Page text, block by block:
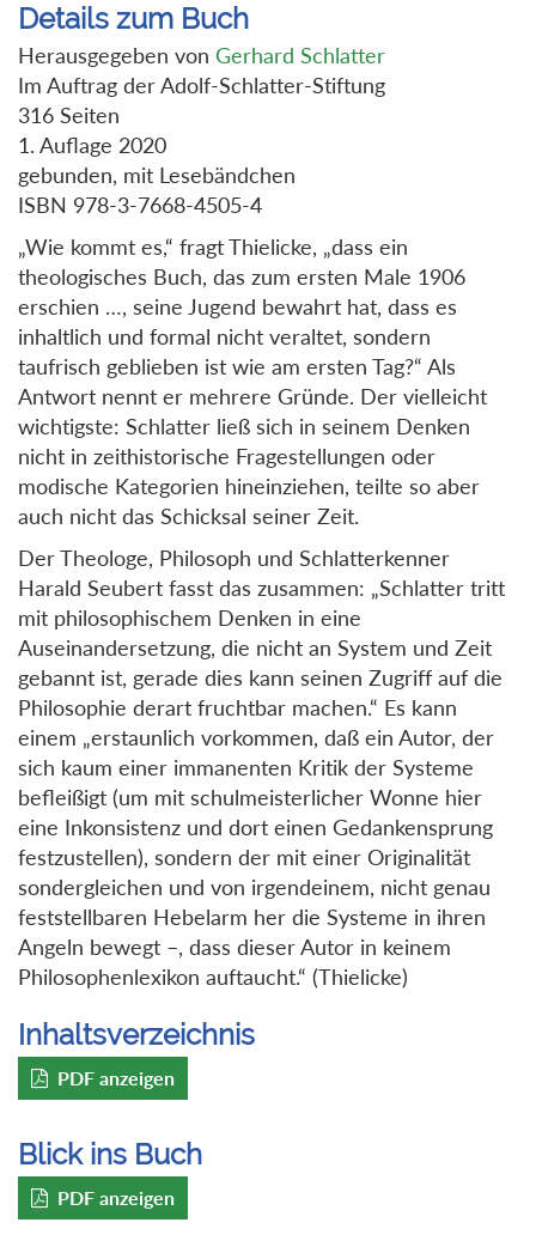
Details zum Buch
Herausgegeben von Gerhard Schlatter
Im Auftrag der Adolf-Schlatter-Stiftung
316 Seiten
1. Auflage 2020
gebunden, mit Lesebändchen
ISBN 978-3-7668-4505-4
„Wie kommt es,“ fragt Thielicke, „dass ein
theologisches Buch, das zum ersten Male 1906
erschien …, seine Jugend bewahrt hat, dass es
inhaltlich und formal nicht veraltet, sondern
taufrisch geblieben ist wie am ersten Tag?“ Als
Antwort nennt er mehrere Gründe. Der vielleicht
wichtigste: Schlatter ließ sich in seinem Denken
nicht in zeithistorische Fragestellungen oder
modische Kategorien hineinziehen, teilte so aber
auch nicht das Schicksal seiner Zeit.
Der Theologe, Philosoph und Schlatterkenner
Harald Seubert fasst das zusammen: „Schlatter tritt
mit philosophischem Denken in eine
Auseinandersetzung, die nicht an System und Zeit
gebannt ist, gerade dies kann seinen Zugriff auf die
Philosophie derart fruchtbar machen.“ Es kann
einem „erstaunlich vorkommen, daß ein Autor, der
sich kaum einer immanenten Kritik der Systeme
befleißigt (um mit schulmeisterlicher Wonne hier
eine Inkonsistenz und dort einen Gedankensprung
festzustellen), sondern der mit einer Originalität
sondergleichen und von irgendeinem, nicht genau
feststellbaren Hebelarm her die Systeme in ihren
Angeln bewegt –, dass dieser Autor in keinem
Philosophenlexikon auftaucht.“ (Thielicke)
Inhaltsverzeichnis
PDF anzeigen
Blick ins Buch
PDF anzeigen